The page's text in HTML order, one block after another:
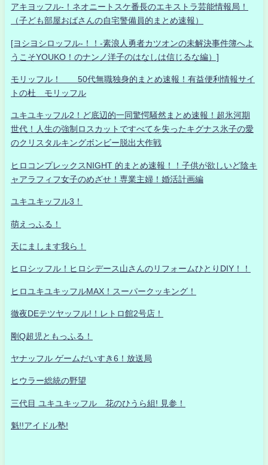
アキヨッフル-！ネオニートスケ番長のエキストラ芸能情報局！
（子ども部屋おばさんの自宅警備員的まとめ速報）
[ヨシヨシロッフル-！！-素浪人勇者カツオンの未解決事件簿へよ
うこそYOUKO！のナンノ洋子のはなしは信じるな編）]
モリッフル！ 50代無職独身的まとめ速報！有益便利情報サイ
トの杜 モリッフル
ユキユキッフル2！ど底辺的一同驚愕騒然まとめ速報！超氷河期
世代！人生の強制ロスカットですべてを失ったキグナス氷子の愛
のクリスタルキングボンビー脱出大作戦
ヒロコンプレックスNIGHT 的まとめ速報！！子供が欲しいど陰キ
ャアラフィフ女子のめざせ！専業主婦！婚活計画編
ユキユキッフル3！
萌えっふる！
天にまします我ら！
ヒロシッフル！ヒロシデース山さんのリフォームひとりDIY！！
ヒロユキユキッフルMAX！スーパークッキング！
徹夜DEテツヤッフル!！レトロ館2号店！
剛Q超児ともっふる！
ヤナッフル ゲームだいすき6！放送局
ヒウラー総統の野望
三代目 ユキユキッフル 花のひうら組! 見参！
魁!!アイドル塾!